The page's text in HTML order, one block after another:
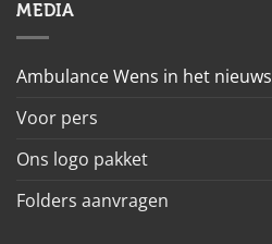
MEDIA
Ambulance Wens in het nieuws
Voor pers
Ons logo pakket
Folders aanvragen